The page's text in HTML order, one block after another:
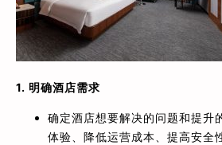
1. 明确酒店需求
确定酒店想要解决的问题和提升
体验、降低运营成本、提高安全